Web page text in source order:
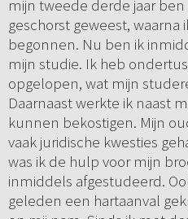
mijn tweede derde jaar
geschorst geweest,
begonnen. Nu ben ik
mijn studie. Ik heb
opgelopen, wat mijn
Daarnaast werkte ik naast
kunnen bekostigen. Mijn
vaak juridische kwesties
was ik de hulp voor mijn
inmiddels afgestudeerd.
geleden een hartaanval